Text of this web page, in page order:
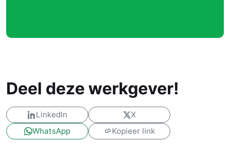
Deel deze werkgever!
LinkedIn
X
WhatsApp
Kopieer link